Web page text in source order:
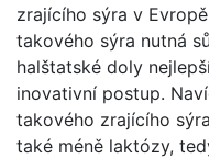
zrajícího sýra v
takového sýra nutná
halštatské doly
inovativní postup.
takového zrajícího
také méně laktózy,